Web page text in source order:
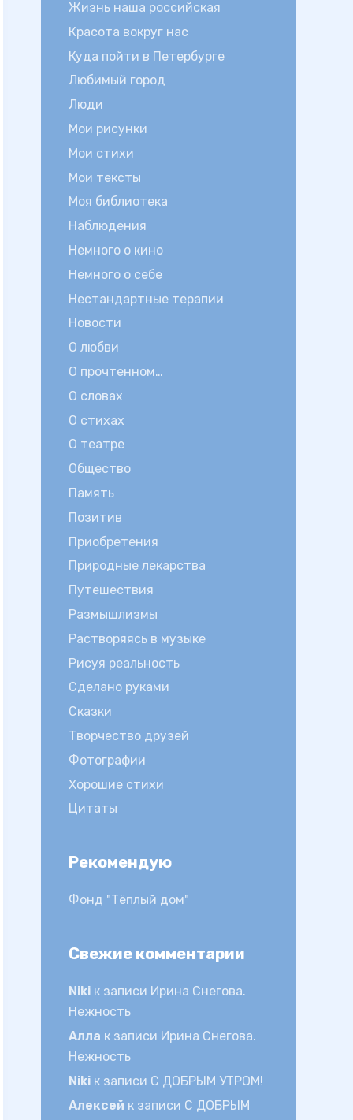
Жизнь наша российская
Красота вокруг нас
Куда пойти в Петербурге
Любимый город
Люди
Мои рисунки
Мои стихи
Мои тексты
Моя библиотека
Наблюдения
Немного о кино
Немного о себе
Нестандартные терапии
Новости
О любви
О прочтенном…
О словах
О стихах
О театре
Общество
Память
Позитив
Приобретения
Природные лекарства
Путешествия
Размышлизмы
Растворяясь в музыке
Рисуя реальность
Сделано руками
Сказки
Творчество друзей
Фотографии
Хорошие стихи
Цитаты
Рекомендую
Фонд "Тёплый дом"
Свежие комментарии
Niki к записи Ирина Снегова.
Нежность
Алла к записи Ирина Снегова.
Нежность
Niki к записи С ДОБРЫМ УТРОМ!
Алексей к записи С ДОБРЫМ